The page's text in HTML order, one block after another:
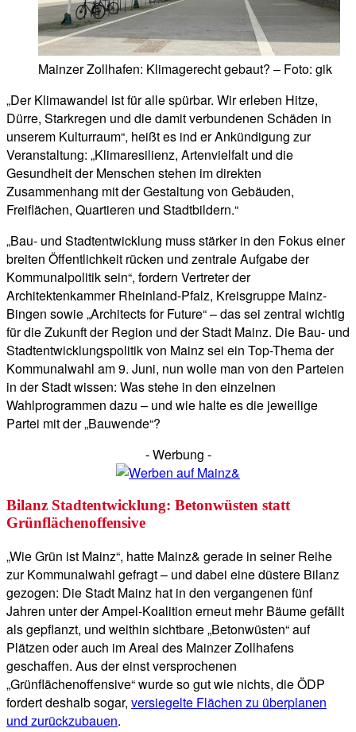
Mainzer Zollhafen: Klimagerecht gebaut? – Foto: gik
„Der Klimawandel ist für alle spürbar. Wir erleben Hitze,
Dürre, Starkregen und die damit verbundenen Schäden in
unserem Kulturraum“, heißt es ind er Ankündigung zur
Veranstaltung: „Klimaresilienz, Artenvielfalt und die
Gesundheit der Menschen stehen im direkten
Zusammenhang mit der Gestaltung von Gebäuden,
Freiflächen, Quartieren und Stadtbildern.“
„Bau- und Stadtentwicklung muss stärker in den Fokus einer
breiten Öffentlichkeit rücken und zentrale Aufgabe der
Kommunalpolitik sein“, fordern Vertreter der
Architektenkammer Rheinland-Pfalz, Kreisgruppe Mainz-
Bingen sowie „Architects for Future“ – das sei zentral wichtig
für die Zukunft der Region und der Stadt Mainz. Die Bau- und
Stadtentwicklungspolitik von Mainz sei ein Top-Thema der
Kommunalwahl am 9. Juni, nun wolle man von den Parteien
in der Stadt wissen: Was stehe in den einzelnen
Wahlprogrammen dazu – und wie halte es die jeweilige
Partei mit der „Bauwende“?
- Werbung -
Bilanz Stadtentwicklung: Betonwüsten statt
Grünflächenoffensive
„Wie Grün ist Mainz“, hatte Mainz& gerade in seiner Reihe
zur Kommunalwahl gefragt – und dabei eine düstere Bilanz
gezogen: Die Stadt Mainz hat in den vergangenen fünf
Jahren unter der Ampel-Koalition erneut mehr Bäume gefällt
als gepflanzt, und weithin sichtbare „Betonwüsten“ auf
Plätzen oder auch im Areal des Mainzer Zollhafens
geschaffen. Aus der einst versprochenen
„Grünflächenoffensive“ wurde so gut wie nichts, die ÖDP
fordert deshalb sogar, versiegelte Flächen zu überplanen
und zurückzubauen.